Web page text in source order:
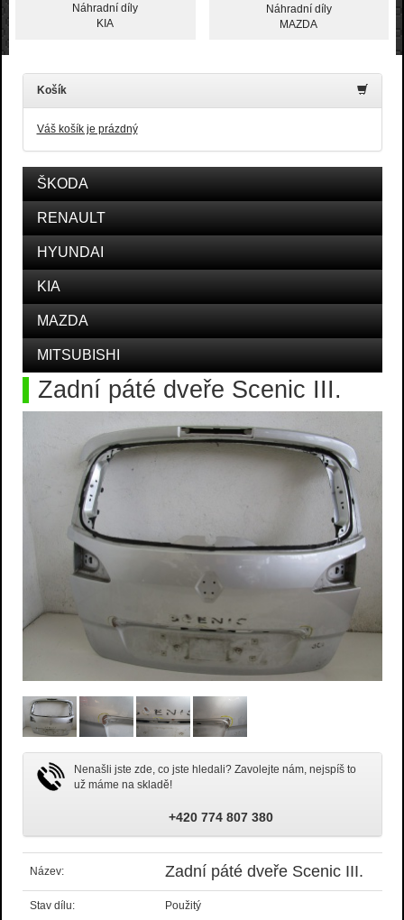
Náhradní díly
KIA
Náhradní díly
MAZDA
Košík
Váš košík je prázdný
ŠKODA
RENAULT
HYUNDAI
KIA
MAZDA
MITSUBISHI
Zadní páté dveře Scenic III.
Nenašli jste zde, co jste hledali? Zavolejte nám, nejspíš to
už máme na skladě!
+420 774 807 380
Název: Zadní páté dveře Scenic III.
Stav dílu: Použitý